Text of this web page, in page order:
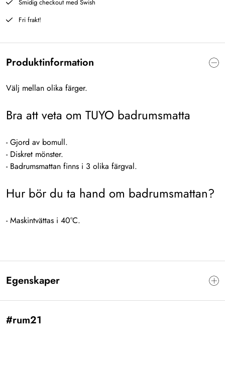
Smidig checkout med Swish
Fri frakt!
Produktinformation
Välj mellan olika färger.
Bra att veta om TUYO badrumsmatta
- Gjord av bomull.
- Diskret mönster.
- Badrumsmattan finns i 3 olika färgval.
Hur bör du ta hand om badrumsmattan?
- Maskintvättas i 40°C.
Egenskaper
#rum21